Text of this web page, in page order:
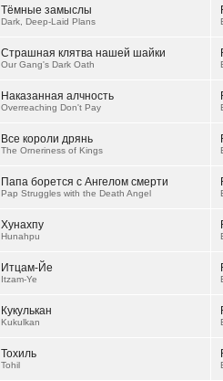
Тёмные замыслы
Dark, Deep-Laid Plans
Страшная клятва нашей шайки
Our Gang's Dark Oath
Наказанная алчность
Overreaching Don't Pay
Все короли дрянь
The Orneriness of Kings
Папа борется с Ангелом смерти
Pap Struggles with the Death Angel
Хунахпу
Hunahpu
Итцам-Йе
Itzam-Ye
Кукулькан
Kukulkan
Тохиль
Tohil